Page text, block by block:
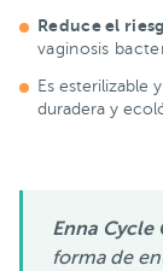
Reduce el
vaginosis
Es esterilizable
duradera y
Enna Cycle
forma de